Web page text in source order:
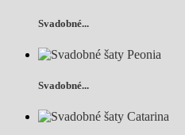
Svadobné...
Svadobné...